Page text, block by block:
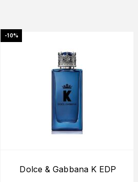
-10%
Dolce & Gabbana K EDP